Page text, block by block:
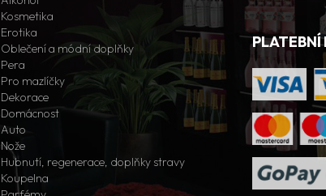
Kosmetika
Erotika
Oblečení a módní doplňky
Pera
Pro mazlíčky
Dekorace
Domácnost
Auto
Nože
Hubnutí, regenerace, doplňky stravy
Koupelna
PLATEBNÍ